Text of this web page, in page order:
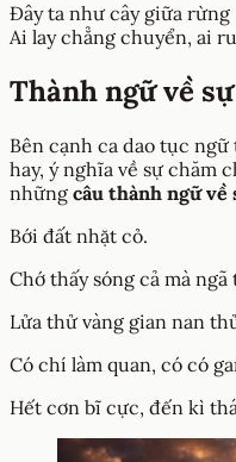
Đây ta như cây giữa rừng
Ai lay chẳng chuyển, ai
Thành ngữ về
Bên cạnh ca dao tục
hay, ý nghĩa về sự chăm
những câu thành ngữ về
Bới đất nhặt cỏ.
Chớ thấy sóng cả mà ngã
Lửa thử vàng gian nan
Có chí làm quan, có có
Hết cơn bĩ cực, đến kì